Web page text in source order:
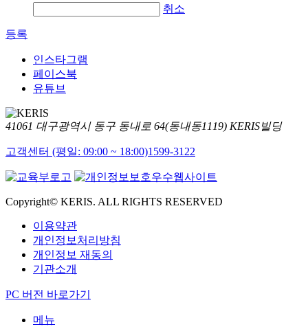
취소
등록
인스타그램
페이스북
유튜브
41061 대구광역시 동구 동내로 64(동내동1119) KERIS빌딩
고객센터 (평일: 09:00 ~ 18:00)1599-3122
Copyright© KERIS. ALL RIGHTS RESERVED
이용약관
개인정보처리방침
개인정보 재동의
기관소개
PC 버전 바로가기
메뉴